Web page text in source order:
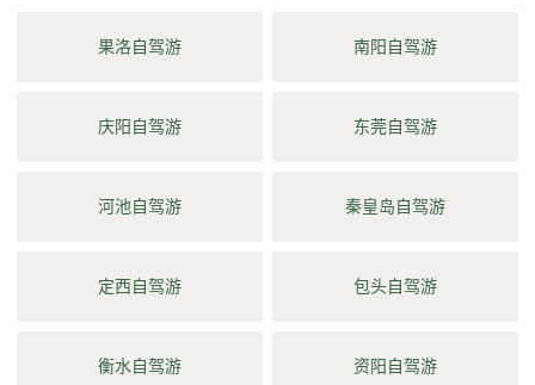
果洛自驾游 南阳自驾游
庆阳自驾游 东莞自驾游
河池自驾游 秦皇岛自驾游
定西自驾游 包头自驾游
衡水自驾游 资阳自驾游